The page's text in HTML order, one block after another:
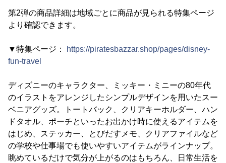
第2弾の商品詳細は地域ごとに商品が見られる特集ページ
より確認できます。
▼特集ページ：
https://piratesbazzar.shop/pages/disney-
fun-travel
ディズニーのキャラクター、ミッキー・ミニーの80年代
のイラストをアレンジしたシンプルデザインを用いたスー
ベニアグッズ。トートバック、クリアキーホルダー、ハン
ドタオル、ポーチといったお出かけ時に使えるアイテムを
はじめ、ステッカー、とびだすメモ、クリアファイルなど
の学校や仕事場でも使いやすいアイテムがラインナップ。
眺めているだけで気分が上がるのはもちろん、日常生活を